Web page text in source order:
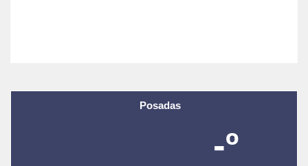
Posadas
-º